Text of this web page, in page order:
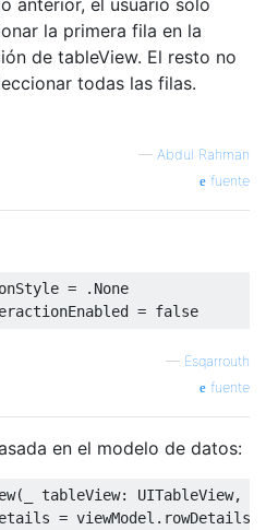
la primera fila en la
de tableView. El resto no
todas las filas.
— Abdul Rahman
fuente
= . None
= false
— Esqarrouth
fuente
en el modelo de datos:
( _ tableView: UITableView,
= viewModel . rowDetails